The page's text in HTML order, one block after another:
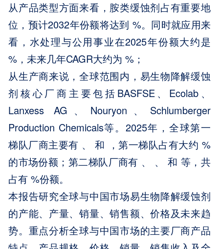
从产品类型方面来看，胺类缓蚀剂占有重要地
位，预计2032年份额将达到 %。同时就应用来
看，水处理与公用事业在2025年份额大约是
%，未来几年CAGR大约为 %；
从生产商来说，全球范围内，易生物降解缓蚀
剂核心厂商主要包括BASFSE、Ecolab、
Lanxess AG、Nouryon、Schlumberger
Production Chemicals等。2025年，全球第一
梯队厂商主要有 、 和 ，第一梯队占有大约 %
的市场份额；第二梯队厂商有 、 、 和 等，共
占有 %份额。
本报告研究全球与中国市场易生物降解缓蚀剂
的产能、产量、销量、销售额、价格及未来趋
势。重点分析全球与中国市场的主要厂商产品